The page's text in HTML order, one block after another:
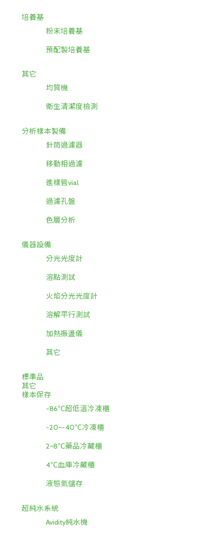
培養基
粉末培養基
預配製培養基
其它
均質機
衛生清潔度檢測
分析樣本製備
針筒過濾器
移動相過濾
進樣管vial
過濾孔盤
色層分析
儀器設備
分光光度計
溶點測試
火焰分光光度計
溶解平行測試
加熱振盪儀
其它
標準品
其它
樣本保存
-86℃超低溫冷凍櫃
-20~-40℃冷凍櫃
2~8℃藥品冷藏櫃
4℃血庫冷藏櫃
液態氮儲存
超純水系統
Avidity純水機